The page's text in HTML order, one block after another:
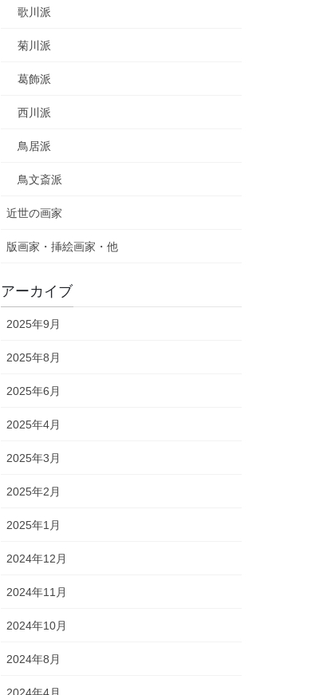
歌川派
菊川派
葛飾派
西川派
鳥居派
鳥文斎派
近世の画家
版画家・挿絵画家・他
アーカイブ
2025年9月
2025年8月
2025年6月
2025年4月
2025年3月
2025年2月
2025年1月
2024年12月
2024年11月
2024年10月
2024年8月